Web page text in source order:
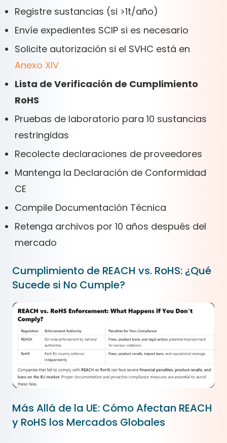
Registre sustancias (si >1t/año)
Envíe expedientes SCIP si es necesario
Solicite autorización si el SVHC está en
Anexo XIV
Lista de Verificación de Cumplimiento
RoHS
Pruebas de laboratorio para 10 sustancias
restringidas
Recolecte declaraciones de proveedores
Mantenga la Declaración de Conformidad
CE
Compile Documentación Técnica
Retenga archivos por 10 años después del
mercado
Cumplimiento de REACH vs. RoHS: ¿Qué
Sucede si No Cumple?
Más Allá de la UE: Cómo Afectan REACH
y RoHS los Mercados Globales